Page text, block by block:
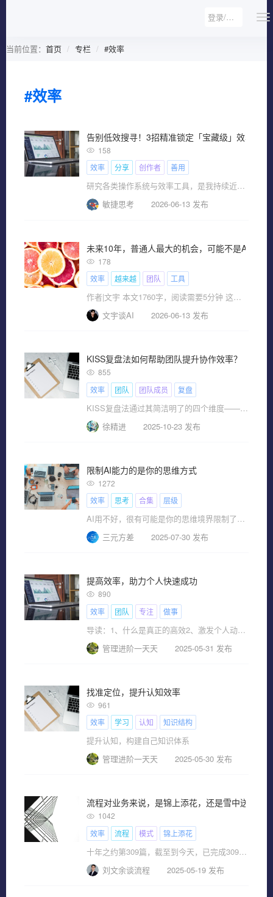
登录/注册
当前位置： 首页 专栏 #效率
#效率
告别低效搜寻！3招精准锁定「宝藏级」效率工具
158
效率
分享 创作者 善用
研究各类操作系统与效率工具，是我持续近二十年的兴趣所在。相较于硬件，软件的试用、安装与卸载更为便捷，这让我得以广泛体验、横向对比不同工具的优劣。
敏捷思考
2026-06-13 发布
未来10年，普通人最大的机会，可能不是AI
178
效率
越来越 团队 工具
作者|文宇 本文1760字，阅读需要5分钟 这两年，如果
文宇谈AI
2026-06-13 发布
KISS复盘法如何帮助团队提升协作效率？
855
效率
团队 团队成员 复盘
KISS复盘法通过其简洁明了的四个维度——Keep（保持??
徐精进
2025-10-23 发布
限制AI能力的是你的思维方式
1272
效率
思考 合集 层级
AI用不好，很有可能是你的思维境界限制了AI的发挥。这话听起来很不舒服，但这是事实。
三元方差
2025-07-30 发布
提高效率，助力个人快速成功
890
效率
团队 专注 做事
导读：1、什么是真正的高效2、激发个人动力3、保持团队合作4、保持专注，提高效率 做事的效率决定了人与人之间的
管理进阶一天天
2025-05-31 发布
找准定位，提升认知效率
961
效率
学习 认知 知识结构
提升认知，构建自己知识体系
管理进阶一天天
2025-05-30 发布
流程对业务来说，是锦上添花，还是雪中送炭？
1042
效率
流程 模式 锦上添花
十年之约第309篇，截至到今天，已完成309/3650
刘文余谈流程
2025-05-19 发布